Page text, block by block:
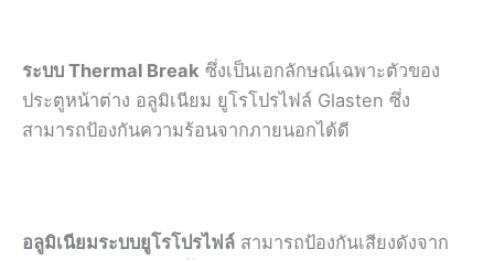
ระบบ Thermal Break ซึ่งเป็นเอกลักษณ์เฉพาะตัวของ
ประตูหน้าต่าง อลูมิเนียม ยูโรโปรไฟล์ Glasten ซึ่ง
สามารถป้องกันความร้อนจากภายนอกได้ดี
อลูมิเนียมระบบยูโรโปรไฟล์ สามารถป้องกันเสียงดังจาก